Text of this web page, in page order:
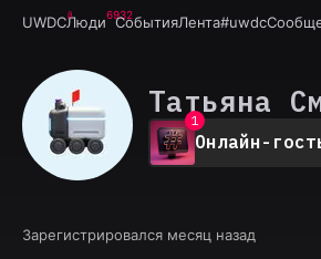
UWDCЛюди6932
СобытияЛента#uwdc
Татьяна
0
1
2
3
6
Онлайн-
Зарегистрировался месяц назад